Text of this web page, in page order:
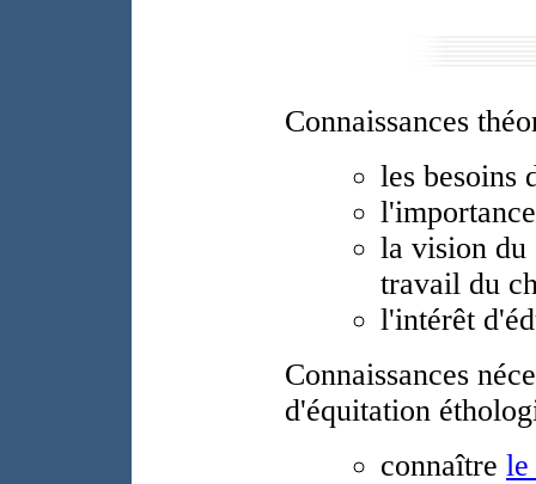
Connaissances
les besoins
la vision du
travail du
l'intérêt
Connaissances
d'équitation
connaître le